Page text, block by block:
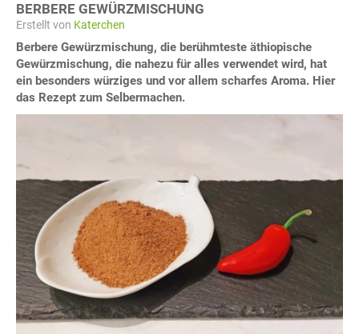
BERBERE GEWÜRZMISCHUNG
Erstellt von Katerchen
Berbere Gewürzmischung, die berühmteste äthiopische
Gewürzmischung, die nahezu für alles verwendet wird, hat
ein besonders würziges und vor allem scharfes Aroma. Hier
das Rezept zum Selbermachen.